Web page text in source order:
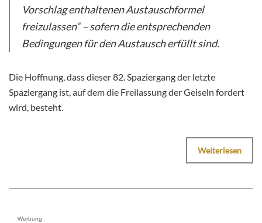
Vorschlag enthaltenen Austauschformel
freizulassen“ – sofern die entsprechenden
Bedingungen für den Austausch erfüllt sind.
Die Hoffnung, dass dieser 82. Spaziergang der letzte
Spaziergang ist, auf dem die Freilassung der Geiseln fordert
wird, besteht.
Weiterlesen
Werbung